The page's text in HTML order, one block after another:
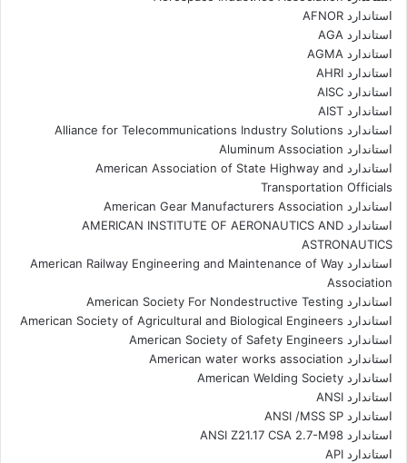
استاندارد AFNOR
استاندارد AGA
استاندارد AGMA
استاندارد AHRI
استاندارد AISC
استاندارد AIST
استاندارد Alliance for Telecommunications Industry Solutions
استاندارد Aluminum Association
استاندارد American Association of State Highway and
Transportation Officials
استاندارد American Gear Manufacturers Association
استاندارد AMERICAN INSTITUTE OF AERONAUTICS AND
ASTRONAUTICS
استاندارد American Railway Engineering and Maintenance of Way
Association
استاندارد American Society For Nondestructive Testing
استاندارد American Society of Agricultural and Biological Engineers
استاندارد American Society of Safety Engineers
استاندارد American water works association
استاندارد American Welding Society
استاندارد ANSI
استاندارد ANSI /MSS SP
استاندارد ANSI Z21.17 CSA 2.7-M98
استاندارد API